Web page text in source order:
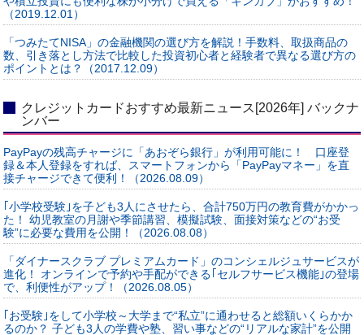
（2019.12.01）
「つみたてNISA」の金融機関の選び方を解説！手数料、取扱商品の
数、引き落とし方法で比較した投資初心者と経験者で異なる選び方の
ポイントとは？（2017.12.09）
クレジットカードおすすめ最新ニュース[2026年] バックナ
ンバー
PayPayの残高チャージに「あおぞら銀行」が利用可能に！ 口座登
録＆本人登録をすれば、スマートフォンから「PayPayマネー」を直
接チャージできて便利！（2026.08.09）
｢小学校受験｣を子ども3人にさせたら、合計750万円の教育費がかかっ
た！ 幼児教室の月謝や季節講習、模擬試験、面接対策などの“お受
験”に必要な費用を公開！（2026.08.08）
「ダイナースクラブ プレミアムカード」のコンシェルジュサービスが
進化！ オンラインで予約や手配ができる｢セルフサービス機能｣の登場
で、利便性がアップ！（2026.08.05）
｢お受験｣をして小学校～大学まで“私立”に通わせると総額いくらかか
るのか？ 子ども3人の学費や塾、習い事などの“リアルな家計”を公開